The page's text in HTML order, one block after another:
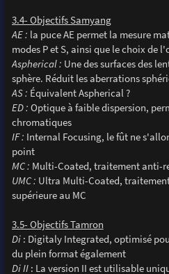
3.4- Objectifs Samyang
AE : la puce AE permet la mesure
modes P et S, ainsi que le choix de
Aspherical : Une des surfaces des
sphère. Réduit les aberrations
AS : Équivalent Aspherical ?
ED : Optique à faible dispersion,
chromatiques
IF : Internal Focusing, le fût ne
point
MC : Multi-Coated, traitement anti-
UMC : Ultra Multi-Coated,
supérieure au MC
3.5- Objectifs Tamron
Di: Digitaly Integrated, optimisé
du plein format également
Di II: La version II est utilisable